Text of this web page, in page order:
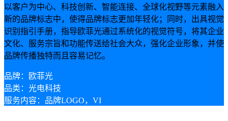
以客户为中心、科技创新、智能连接、全球化视野等元素融入
新的品牌标志中，使得品牌标志更加年轻化；同时，出具视觉
识别指引手册，指导欧菲光通过系统化的视觉符号，将其企业
文化、服务宗旨和功能传送给社会大众，强化企业形象，并使
品牌传播独特而且容易记忆。
品牌：欧菲光
品类：光电科技
服务内容：品牌LOGO，VI